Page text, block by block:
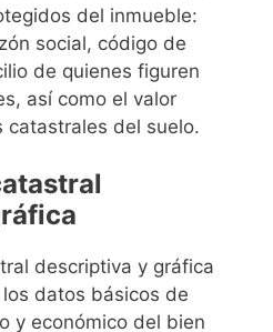
del inmueble:
social, código de
de quienes figuren
así como el valor
catastrales del suelo.
descriptiva y gráfica
datos básicos de
y económico del bien